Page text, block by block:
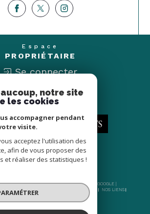
Espace
PROPRIÉTAIRE
Se connecter
Nous
ADHÉRONS
RÉSERVÉS | TRADUCTION POWERED BY GOOGLE |
PLAN DU SITE ADMIN
NOS LIENS
POLITIQUE RGPD
notre site
les cookies
accompagner pendant
visite.
acceptez l'utilisation des
afin de vous proposer des
et réaliser des statistiques !